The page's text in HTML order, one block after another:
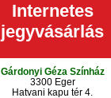
Internetes
jegyvásárlás
Gárdonyi Géza Színház
3300 Eger
Hatvani kapu tér 4.